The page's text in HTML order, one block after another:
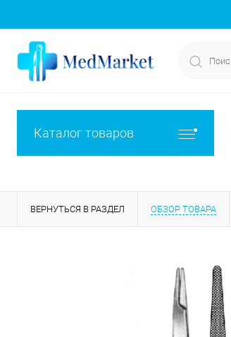
Каталог товаров
ВЕРНУТЬСЯ В РАЗДЕЛ ОБЗОР ТОВАРА